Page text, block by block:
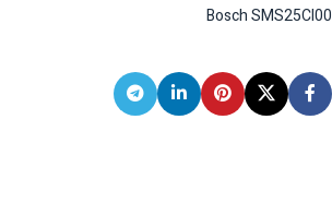
Bosch SMS25CI00